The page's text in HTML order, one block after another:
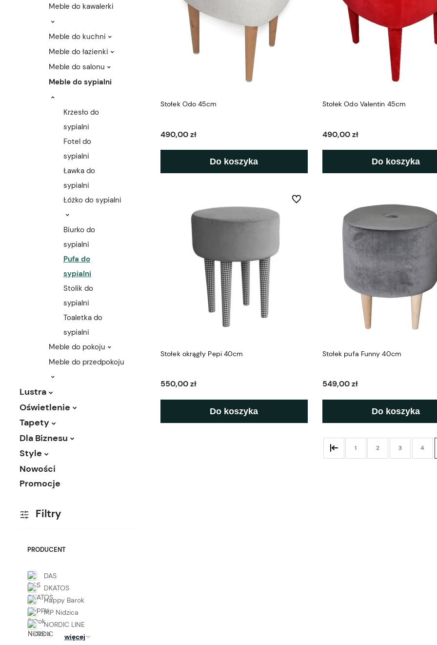
Meble do kawalerki
Meble do kuchni
Meble do łazienki
Meble do salonu
Meble do sypialni
Krzesło do
sypialni
Fotel do
sypialni
Ławka do
sypialni
Łóżko do sypialni
Biurko do
sypialni
Pufa do
sypialni
Stolik do
sypialni
Toaletka do
sypialni
Meble do pokoju
Meble do przedpokoju
Lustra
Oświetlenie
Tapety
Dla Biznesu
Style
Nowości
Promocje
Filtry
PRODUCENT
DAS
DKATOS
Happy Barok
MP Nidzica
NORDIC LINE
więcej
Stołek Odo 45cm
490,00 zł
Do koszyka
Stołek Odo Valentin 45cm
490,00 zł
Do koszyka
Stołek okrągły Pepi 40cm
550,00 zł
Do koszyka
Do ulubionych
Stołek pufa Funny 40cm
549,00 zł
Do koszyka
1 2 3 4